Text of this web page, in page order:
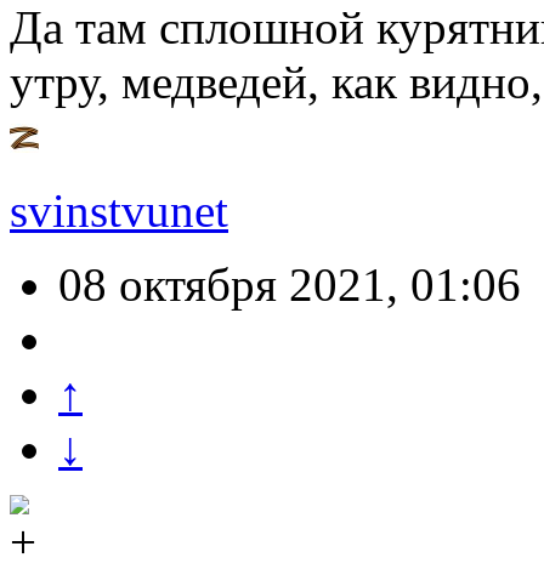
Да там сплошной
утру, медведей, как
svinstvunet
08 октября 2021, 01:06
↑
↓